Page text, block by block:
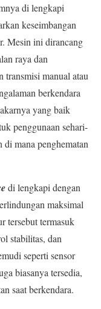
di lengkapi
keseimbangan
Mesin ini dirancang
raya dan
transmisi manual atau
berkendara
yang baik
penggunaan sehari-
mana penghematan
di lengkapi dengan
maksimal
tersebut termasuk
stabilitas, dan
seperti sensor
biasanya tersedia,
saat berkendara.